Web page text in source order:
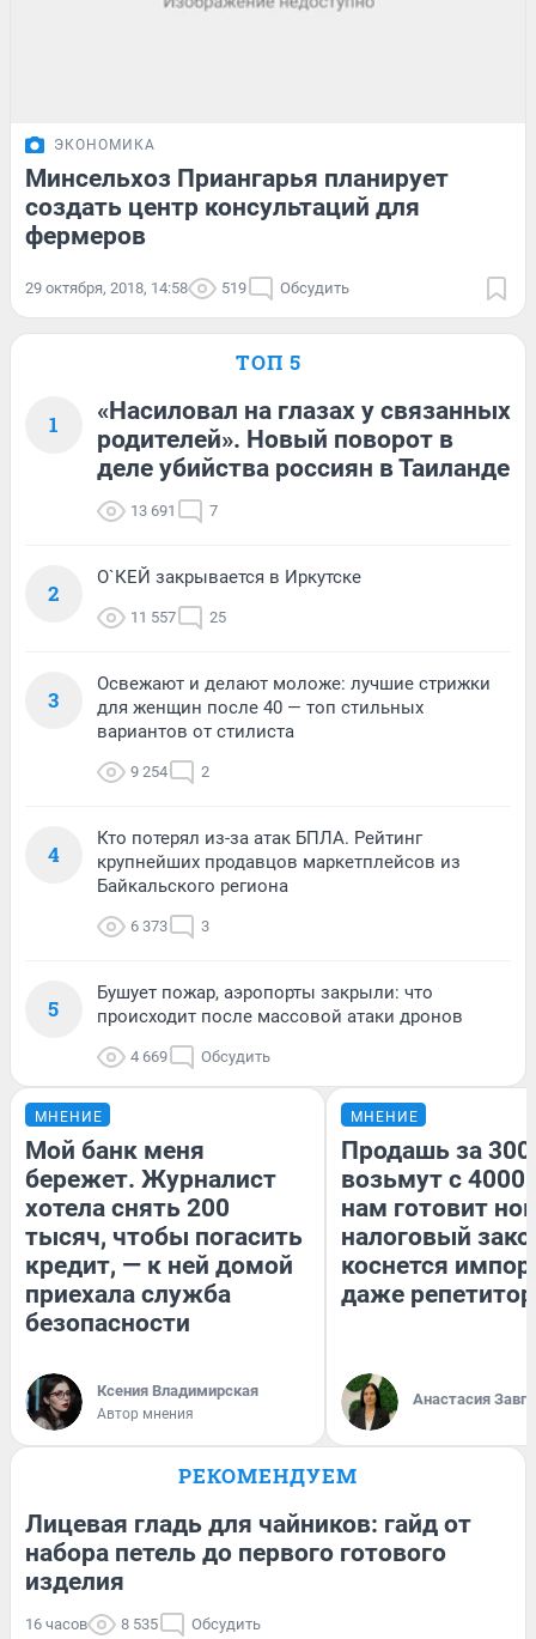
ЭКОНОМИКА
Минсельхоз Приангарья планирует
создать центр консультаций для
фермеров
29 октября, 2018, 14:58 519 Обсудить
ТОП 5
1
«Насиловал на глазах у связанных
родителей». Новый поворот в
деле убийства россиян в Таиланде
13 691 7
2
О`КЕЙ закрывается в Иркутске
11 557 25
3
Освежают и делают моложе: лучшие стрижки
для женщин после 40 — топ стильных
вариантов от стилиста
9 254 2
4
Кто потерял из-за атак БПЛА. Рейтинг
крупнейших продавцов маркетплейсов из
Байкальского региона
6 373 3
5
Бушует пожар, аэропорты закрыли: что
происходит после массовой атаки дронов
4 669 Обсудить
МНЕНИЕ
Мой банк меня
бережет. Журналист
хотела снять 200
тысяч, чтобы погасить
кредит, — к ней домой
приехала служба
безопасности
Ксения Владимирская
Автор мнения
МНЕНИЕ
Продашь за
возьмут с
нам готовит
налоговый
коснется
даже
Анастасия
РЕКОМЕНДУЕМ
Лицевая гладь для чайников: гайд от
набора петель до первого готового
изделия
16 часов 8 535 Обсудить